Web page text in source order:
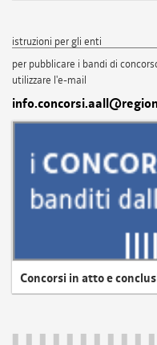
istruzioni per gli enti
per pubblicare i bandi di
utilizzare l'e-mail
Concorsi in atto e